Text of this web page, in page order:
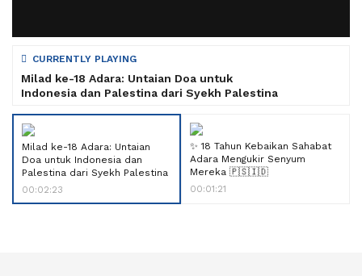
CURRENTLY PLAYING
Milad ke-18 Adara: Untaian Doa untuk
Indonesia dan Palestina dari Syekh Palestina
Milad ke-18 Adara: Untaian
Doa untuk Indonesia dan
Palestina dari Syekh Palestina
00:02:23
✨ 18 Tahun Kebaikan Sahabat
Adara Mengukir Senyum
Mereka 🇵🇸🇮🇩
00:01:21